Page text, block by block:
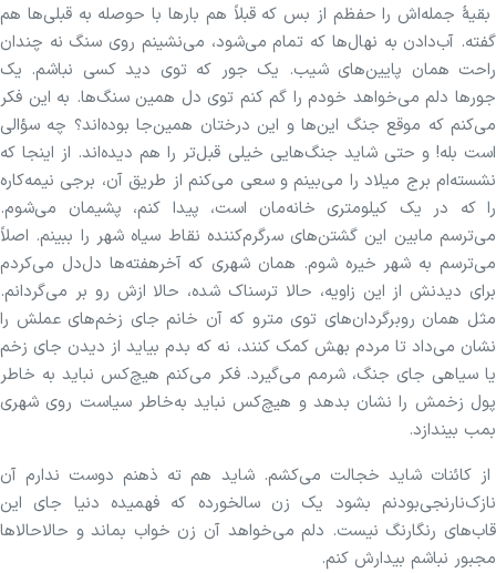
بقیهٔ جمله‌اش را حفظم از بس که قبلاً هم بارها با حوصله به قبلی‌ها هم
گفته. آب‌دادن به نهال‌ها که تمام می‌شود، می‌نشینم روی سنگ نه چندان
راحت همان پایین‌های شیب. یک جور که توی دید کسی نباشم. یک
جورها دلم می‌خواهد خودم را گم کنم توی دل همین سنگ‌ها. به این فکر
می‌کنم که موقع جنگ این‌ها و این درختان همین‌جا بوده‌اند؟ چه سؤالی
است بله! و حتی شاید جنگ‌هایی خیلی قبل‌تر را هم دیده‌اند. از اینجا که
نشسته‌ام برج میلاد را می‌بینم و سعی می‌کنم از طریق آن، برجی نیمه‌کاره
را که در یک کیلومتری خانه‌مان است، پیدا کنم، پشیمان می‌شوم.
می‌ترسم مابین این گشتن‌های سرگرم‌کننده نقاط سیاه شهر را ببینم. اصلاً
می‌ترسم به شهر خیره شوم. همان شهری که آخرهفته‌ها دل‌دل می‌کردم
برای دیدنش از این زاویه، حالا ترسناک شده، حالا ازش رو بر می‌گردانم.
مثل همان روبرگردان‌های توی مترو که آن خانم جای زخم‌های عملش را
نشان می‌داد تا مردم بهش کمک کنند، نه که بدم بیاید از دیدن جای زخم
یا سیاهی جای جنگ، شرمم می‌گیرد. فکر می‌کنم هیچ‌کس نباید به خاطر
پول زخمش را نشان بدهد و هیچ‌کس نباید به‌خاطر سیاست روی شهری
بمب بیندازد.
از کائنات شاید خجالت می‌کشم. شاید هم ته ذهنم دوست ندارم آن
نازک‌نارنجی‌بودنم بشود یک زن سالخورده که فهمیده دنیا جای این
قاب‌های رنگارنگ نیست. دلم می‌خواهد آن زن خواب بماند و حالاحالاها
مجبور نباشم بیدارش کنم.